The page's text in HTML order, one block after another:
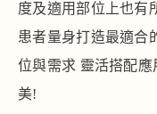
度及適用部位上也有
患者量身打造最適合
位與需求 靈活搭配
美!